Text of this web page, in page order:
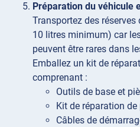
Préparation du véhicule
Transportez des réserves
10 litres minimum) car
peuvent être rares dans
Emballez un kit de
comprenant :
Outils de base et
Kit de réparation
Câbles de